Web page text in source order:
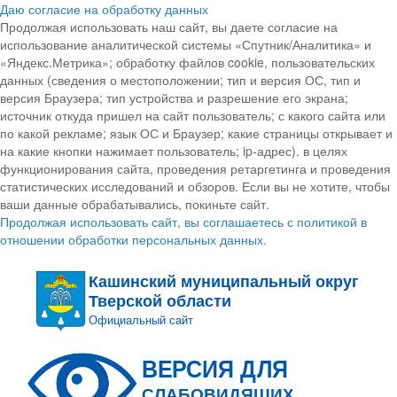
Даю согласие на обработку данных
Продолжая использовать наш сайт, вы даете согласие на
использование аналитической системы «Спутник/Аналитика» и
«Яндекс.Метрика»; обработку файлов cookie, пользовательских
данных (сведения о местоположении; тип и версия ОС, тип и
версия Браузера; тип устройства и разрешение его экрана;
источник откуда пришел на сайт пользователь; с какого сайта или
по какой рекламе; язык ОС и Браузер; какие страницы открывает и
на какие кнопки нажимает пользователь; ip-адрес). в целях
функционирования сайта, проведения ретаргетинга и проведения
статистических исследований и обзоров. Если вы не хотите, чтобы
ваши данные обрабатывались, покиньте сайт.
Продолжая использовать сайт, вы соглашаетесь с политикой в
отношении обработки персональных данных.